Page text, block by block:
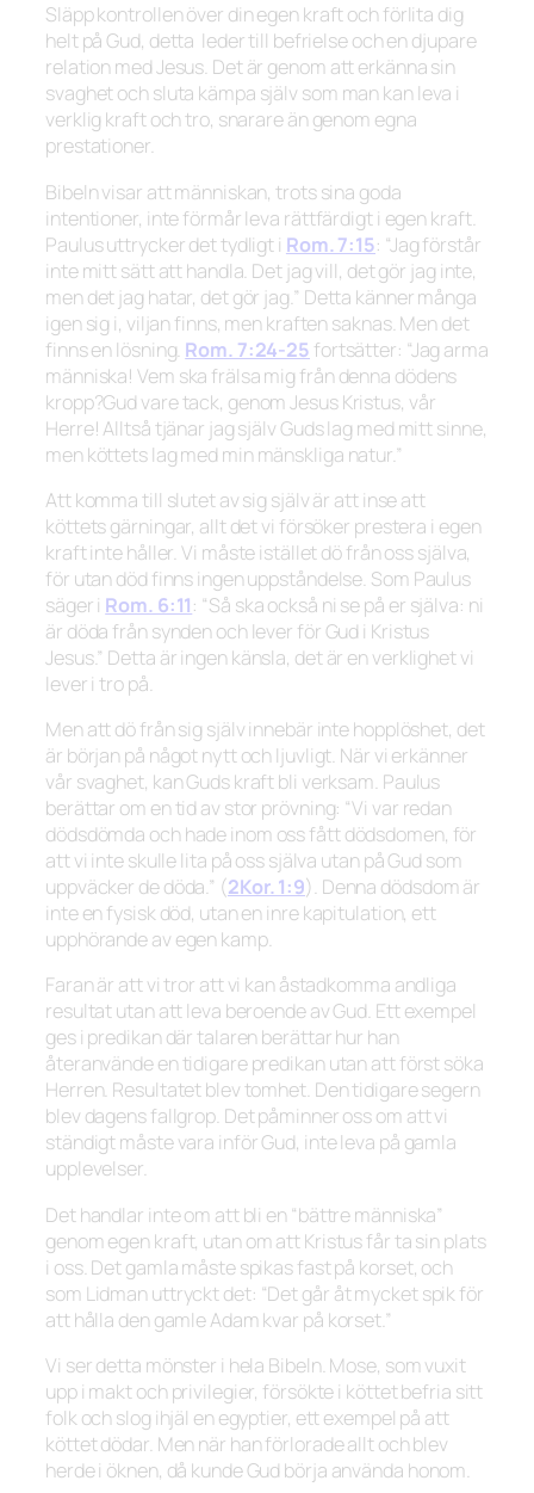
Släpp kontrollen över din egen kraft och förlita dig
helt på Gud, detta leder till befrielse och en djupare
relation med Jesus. Det är genom att erkänna sin
svaghet och sluta kämpa själv som man kan leva i
verklig kraft och tro, snarare än genom egna
prestationer.
Bibeln visar att människan, trots sina goda
intentioner, inte förmår leva rättfärdigt i egen kraft.
Paulus uttrycker det tydligt i Rom. 7:15: “Jag förstår
inte mitt sätt att handla. Det jag vill, det gör jag inte,
men det jag hatar, det gör jag.” Detta känner många
igen sig i, viljan finns, men kraften saknas. Men det
finns en lösning. Rom. 7:24-25 fortsätter: “Jag arma
människa! Vem ska frälsa mig från denna dödens
kropp?Gud vare tack, genom Jesus Kristus, vår
Herre! Alltså tjänar jag själv Guds lag med mitt sinne,
men köttets lag med min mänskliga natur.”
Att komma till slutet av sig själv är att inse att
köttets gärningar, allt det vi försöker prestera i egen
kraft inte håller. Vi måste istället dö från oss själva,
för utan död finns ingen uppståndelse. Som Paulus
säger i Rom. 6:11: “Så ska också ni se på er själva: ni
är döda från synden och lever för Gud i Kristus
Jesus.” Detta är ingen känsla, det är en verklighet vi
lever i tro på.
Men att dö från sig själv innebär inte hopplöshet, det
är början på något nytt och ljuvligt. När vi erkänner
vår svaghet, kan Guds kraft bli verksam. Paulus
berättar om en tid av stor prövning: “Vi var redan
dödsdömda och hade inom oss fått dödsdomen, för
att vi inte skulle lita på oss själva utan på Gud som
uppväcker de döda.” (2Kor. 1:9). Denna dödsdom är
inte en fysisk död, utan en inre kapitulation, ett
upphörande av egen kamp.
Faran är att vi tror att vi kan åstadkomma andliga
resultat utan att leva beroende av Gud. Ett exempel
ges i predikan där talaren berättar hur han
återanvände en tidigare predikan utan att först söka
Herren. Resultatet blev tomhet. Den tidigare segern
blev dagens fallgrop. Det påminner oss om att vi
ständigt måste vara inför Gud, inte leva på gamla
upplevelser.
Det handlar inte om att bli en“bättre människa”
genom egen kraft, utan om att Kristus får ta sin plats
i oss. Det gamla måste spikas fast på korset, och
som Lidman uttryckt det: “Det går åt mycket spik för
att hålla den gamle Adam kvar på korset.”
Vi ser detta mönster i hela Bibeln. Mose, som vuxit
upp i makt och privilegier, försökte i köttet befria sitt
folk och slog ihjäl en egyptier, ett exempel på att
köttet dödar. Men när han förlorade allt och blev
herde i öknen, då kunde Gud börja använda honom.